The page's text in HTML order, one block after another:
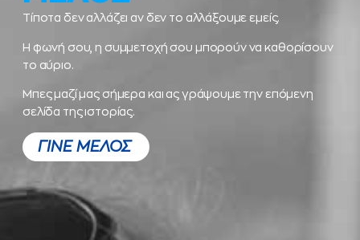
Τίποτα δεν αλλάζει αν δεν το αλλάξουμε εμείς.
Η φωνή σου, η συμμετοχή σου μπορούν να καθορίσουν
το αύριο.
Μπες μαζί μας σήμερα και ας γράψουμε την επόμενη
σελίδα της ιστορίας.
ΓΙΝΕ ΜΕΛΟΣ